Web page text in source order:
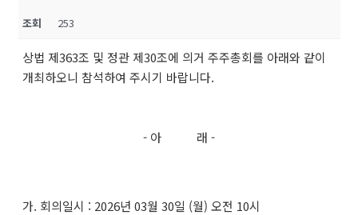
조회 253
상법 제363조 및 정관 제30조에 의거 주주총회를 아래와 같이
개최하오니 참석하여 주시기 바랍니다.
- 아 래 -
가. 회의일시 : 2026년 03월 30일 (월) 오전 10시